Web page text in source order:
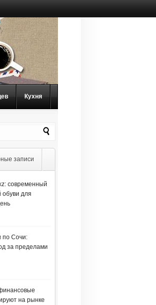
Кухня
записи
современный
обуви для
по Сочи:
за пределами
на рынке